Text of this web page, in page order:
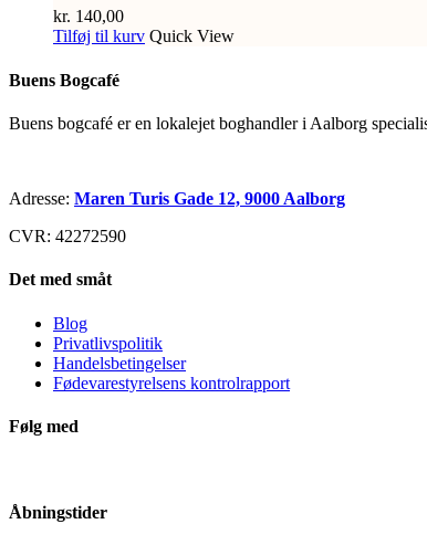
kr. 140,00
Tilføj til kurv Quick View
Buens Bogcafé
Buens bogcafé er en lokalejet boghandler i Aalborg
Adresse: Maren Turis Gade 12, 9000 Aalborg
CVR: 42272590
Det med småt
Blog
Privatlivspolitik
Handelsbetingelser
Fødevarestyrelsens kontrolrapport
Følg med
Åbningstider